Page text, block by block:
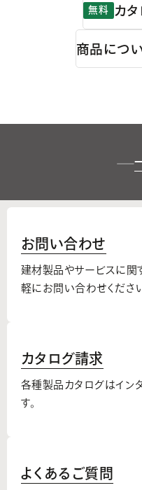
無料 カ
商品につ
お問い合わせ
建材製品やサービスに関
軽にお問い合わせくださ
カタログ請求
各種製品カタログはイン
す。
よくあるご質問